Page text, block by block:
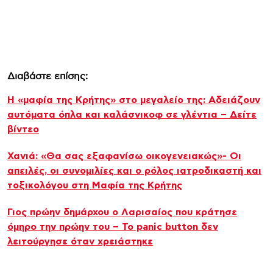
Διαβάστε επίσης:
Η «μαφία της Κρήτης» στο μεγαλείο της: Αδειάζουν
αυτόματα όπλα και καλάσνικοφ σε γλέντια – Δείτε
βίντεο
Χανιά: «Θα σας εξαφανίσω οικογενειακώς»- Οι
απειλές, οι συνομιλίες και ο ρόλος ιατροδικαστή και
τοξικολόγου στη Μαφία της Κρήτης
Γιος πρώην δημάρχου ο Λαρισαίος που κράτησε
όμηρο την πρώην του – Το panic button δεν
λειτούργησε όταν χρειάστηκε